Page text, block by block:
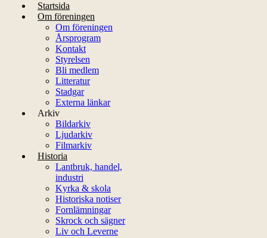
Startsida
Om föreningen
Om föreningen
Årsprogram
Kontakt
Styrelsen
Bli medlem
Litteratur
Stadgar
Externa länkar
Arkiv
Bildarkiv
Ljudarkiv
Filmarkiv
Historia
Lantbruk, handel,
industri
Kyrka & skola
Historiska notiser
Fornlämningar
Skrock och sägner
Liv och Leverne